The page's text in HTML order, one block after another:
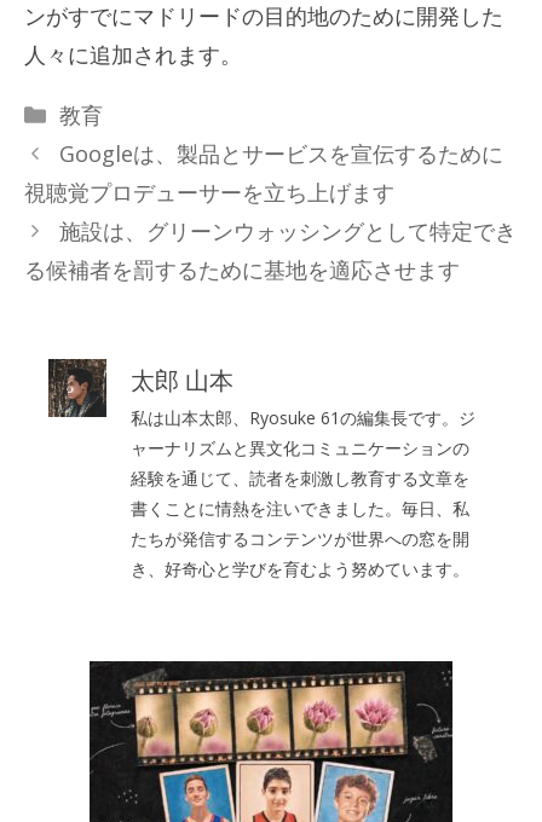
ンがすでにマドリードの目的地のために開発した
人々に追加されます。
カ
テ
ゴ
リ
ー
教育
Googleは、製品とサービスを宣伝するために
視聴覚プロデューサーを立ち上げます
施設は、グリーンウォッシングとして特定でき
る候補者を罰するために基地を適応させます
太郎 山本
私は山本太郎、Ryosuke 61の編集長です。ジ
ャーナリズムと異文化コミュニケーションの
経験を通じて、読者を刺激し教育する文章を
書くことに情熱を注いできました。毎日、私
たちが発信するコンテンツが世界への窓を開
き、好奇心と学びを育むよう努めています。